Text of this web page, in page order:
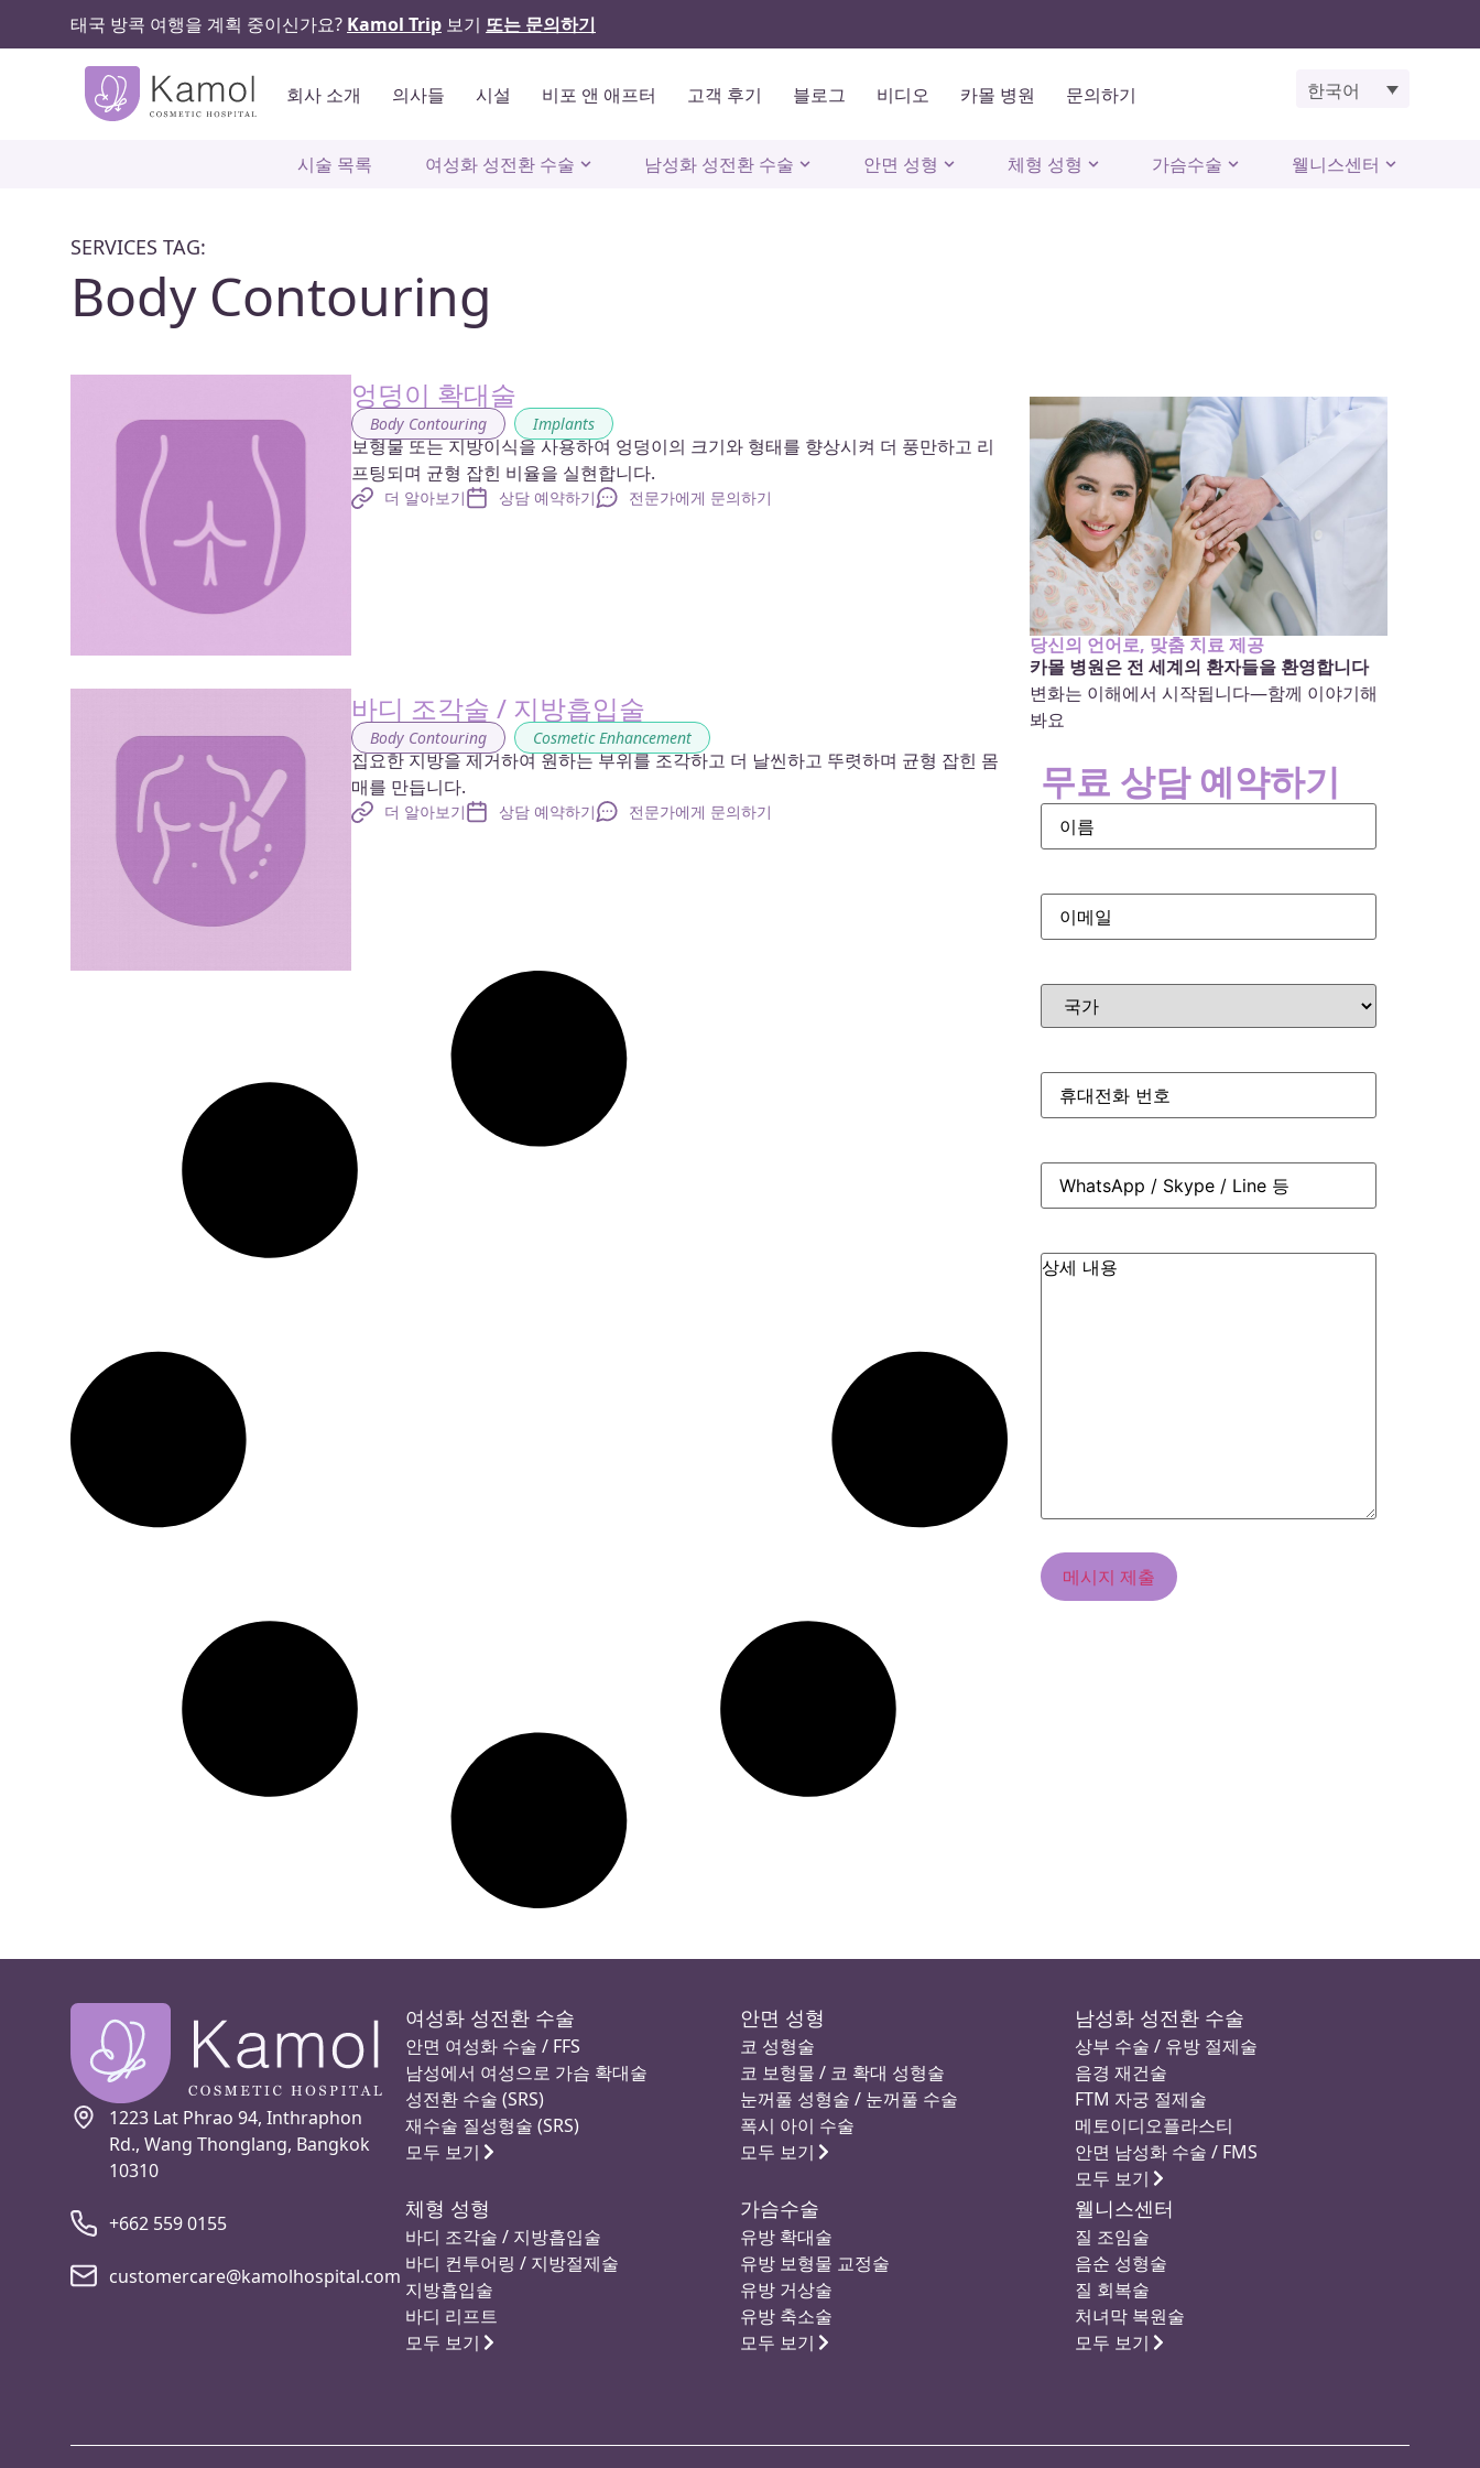
태국 방콕 여행을 계획 중이신가요? Kamol Trip 보기 또는 문의하기
회사 소개 의사들 시설 비포 앤 애프터 고객 후기 블로그 비디오 카몰 병원 문의하기 한국어
시술 목록 여성화 성전환 수술 남성화 성전환 수술 안면 성형 체형 성형 가슴수술 웰니스센터
SERVICES TAG:
Body Contouring
엉덩이 확대술
Body Contouring , Implants
보형물 또는 지방이식을 사용하여 엉덩이의 크기와 형태를 향상시켜 더 풍만하고 리
프팅되며 균형 잡힌 비율을 실현합니다.
더 알아보기 상담 예약하기 전문가에게 문의하기
바디 조각술 / 지방흡입술
Body Contouring , Cosmetic Enhancement
집요한 지방을 제거하여 원하는 부위를 조각하고 더 날씬하고 뚜렷하며 균형 잡힌 몸
매를 만듭니다.
더 알아보기 상담 예약하기 전문가에게 문의하기
당신의 언어로, 맞춤 치료 제공
카몰 병원은 전 세계의 환자들을 환영합니다
변화는 이해에서 시작됩니다—함께 이야기해
봐요
무료 상담 예약하기
1223 Lat Phrao 94, Inthraphon
Rd., Wang Thonglang, Bangkok
10310
+662 559 0155
customercare@kamolhospital.com
여성화 성전환 수술
안면 여성화 수술 / FFS
남성에서 여성으로 가슴 확대술
성전환 수술 (SRS)
재수술 질성형술 (SRS)
모두 보기
안면 성형
코 성형술
코 보형물 / 코 확대 성형술
눈꺼풀 성형술 / 눈꺼풀 수술
폭시 아이 수술
모두 보기
남성화 성전환 수술
상부 수술 / 유방 절제술
음경 재건술
FTM 자궁 절제술
메토이디오플라스티
안면 남성화 수술 / FMS
모두 보기
체형 성형
바디 조각술 / 지방흡입술
바디 컨투어링 / 지방절제술
지방흡입술
바디 리프트
모두 보기
가슴수술
유방 확대술
유방 보형물 교정술
유방 거상술
유방 축소술
모두 보기
웰니스센터
질 조임술
음순 성형술
질 회복술
처녀막 복원술
모두 보기